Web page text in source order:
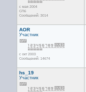
с мая 2004
СПб
Сообщений: 3014
AOR
Участник
с окт 2003
Сообщений: 14674
hs_19
Участник